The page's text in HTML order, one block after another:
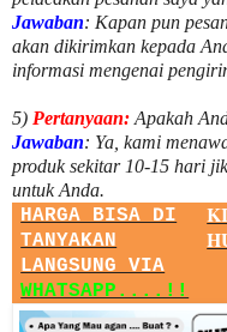
Jawaban: Kapan pun
akan dikirimkan kepada
informasi mengenai
5) Pertanyaan: Apakah
Jawaban: Ya, kami
produk sekitar 10-15 hari
untuk Anda.
HARGA BISA DI
TANYAKAN
LANGSUNG VIA
WHATSAPP....!!